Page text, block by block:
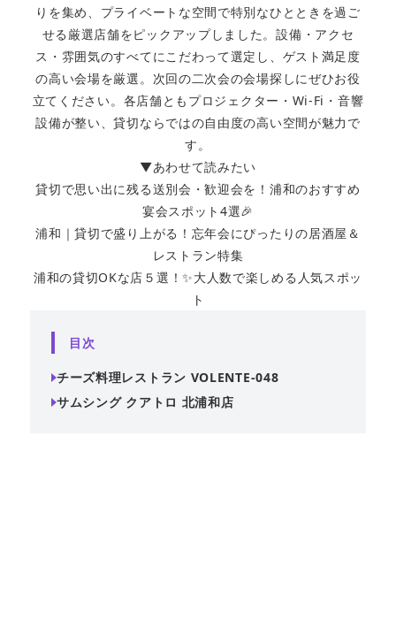
りを集め、プライベートな空間で特別なひとときを過ご
せる厳選店舗をピックアップしました。設備・アクセ
ス・雰囲気のすべてにこだわって選定し、ゲスト満足度
の高い会場を厳選。次回の二次会の会場探しにぜひお役
立てください。各店舗ともプロジェクター・Wi-Fi・音響
設備が整い、貸切ならではの自由度の高い空間が魅力で
す。
▼あわせて読みたい
貸切で思い出に残る送別会・歓迎会を！浦和のおすすめ
宴会スポット4選🎉
浦和｜貸切で盛り上がる！忘年会にぴったりの居酒屋＆
レストラン特集
浦和の貸切OKな店５選！✨大人数で楽しめる人気スポッ
ト
目次
チーズ料理レストラン VOLENTE-048
サムシング クアトロ 北浦和店